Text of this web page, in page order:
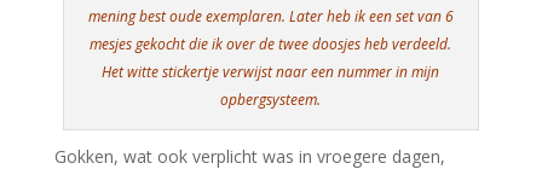
mening best oude exemplaren. Later heb ik een set van 6
mesjes gekocht die ik over de twee doosjes heb verdeeld.
Het witte stickertje verwijst naar een nummer in mijn
opbergsysteem.
Gokken, wat ook verplicht was in vroegere dagen,